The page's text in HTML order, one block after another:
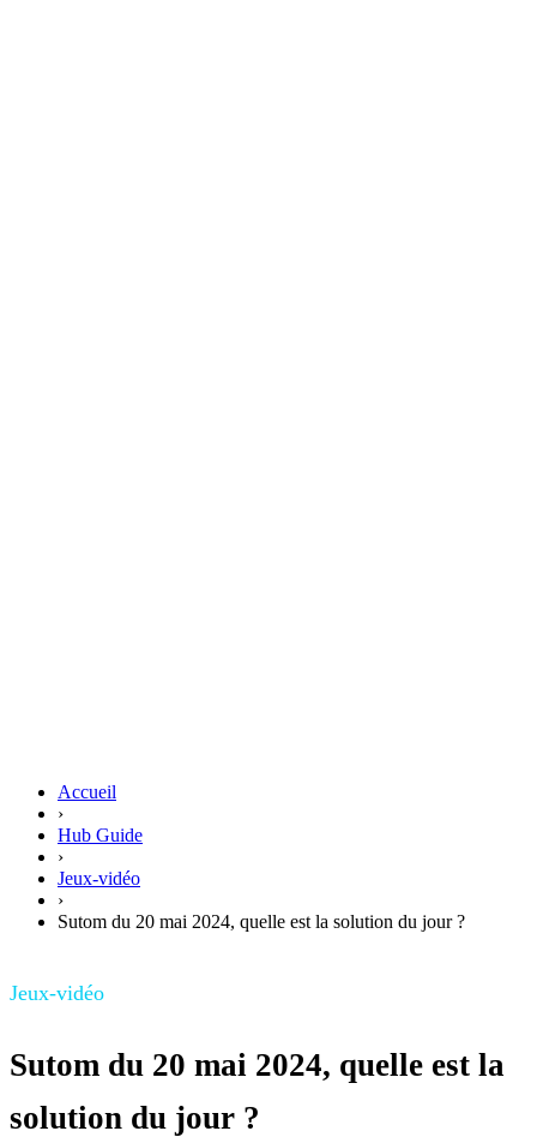
Accueil
›
Hub Guide
›
Jeux-vidéo
›
Sutom du 20 mai 2024, quelle est la solution du jour ?
Jeux-vidéo
Sutom du 20 mai 2024, quelle est la
solution du jour ?